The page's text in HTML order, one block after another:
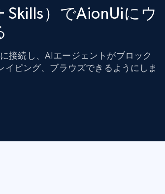
グロー
ISPプロキシ
70万以上の完全準拠の静的住宅用プロキシ
速で信頼
Skills）でAionUiにウ
接続し、AIエージェントがブロック
ピング、ブラウズできるようにしま